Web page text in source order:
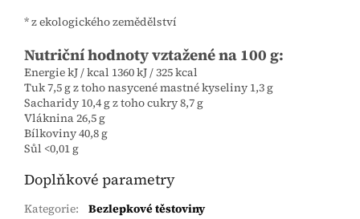
* z ekologického zemědělství
Nutriční hodnoty vztažené na 100 g:
Energie kJ / kcal 1360 kJ / 325 kcal
Tuk 7,5 g z toho nasycené mastné kyseliny 1,3 g
Sacharidy 10,4 g z toho cukry 8,7 g
Vláknina 26,5 g
Bílkoviny 40,8 g
Sůl <0,01 g
Doplňkové parametry
Kategorie:
Bezlepkové těstoviny